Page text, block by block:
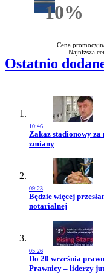
10%
Cena
Najniższa
Ostatnio
10:46
Przejdź do artykułu:
Zakaz stadionowy za
zmiany
09:23
Przejdź do artykułu:
Będzie więcej
notarialnej
05:26
Przejdź do artykułu:
Do 20 września
Prawnicy – liderzy